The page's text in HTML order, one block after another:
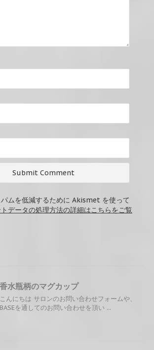
ムを低減するために Akismet を使って
データの処理方法の詳細はこちらをご覧
香水瓶柄のマグカップ
こんにちは サロンのお問い合わせフォームや、
BASEを通してのお問い合わせを頂い ...